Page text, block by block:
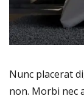
Nunc placerat
non. Morbi nec